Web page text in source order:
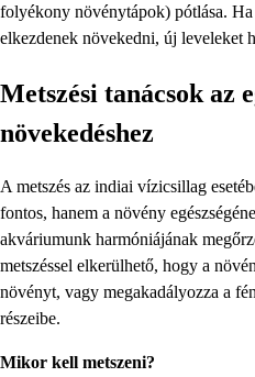
folyékony növénytápok) pótlása.
elkezdenek növekedni, új leveleket
Metszési tanácsok az
növekedéshez
A metszés az indiai vízicsillag
fontos, hanem a növény
akváriumunk harmóniájának
metszéssel elkerülhető, hogy a
növényt, vagy megakadályozza a
részeibe.
Mikor kell metszeni?